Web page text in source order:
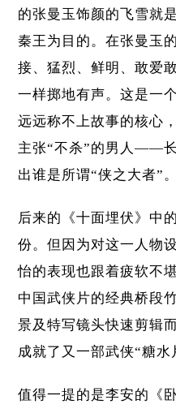
的张曼玉饰颜的飞雪就
秦王为目的。在张曼玉
接、猛烈、鲜明、敢爱
一样掷地有声。这是一
远远称不上故事的核心
主张“不杀”的男人——
出谁是所谓“侠之大者”。
后来的《十面埋伏》中
份。但因为对这一人物
怡的表现也跟着疲软不
中国武侠片的经典桥段
景及特写镜头快速剪辑
成就了又一部武侠“糖水
值得一提的是李安的《